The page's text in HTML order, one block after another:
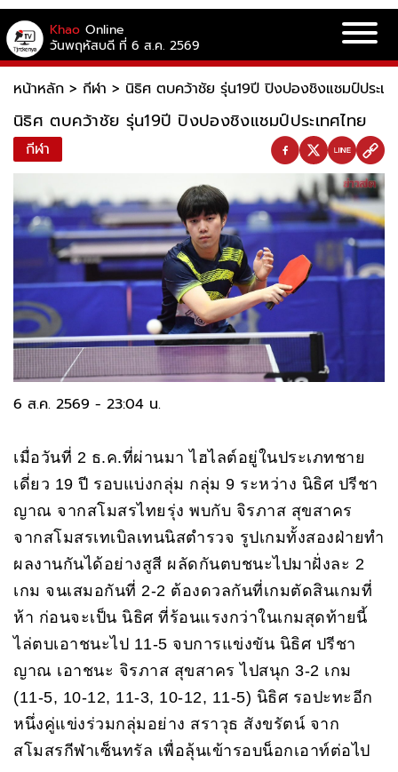
Khao Online
วันพฤหัสบดี ที่ 6 ส.ค. 2569
หน้าหลัก > กีฬา > นิธิศ ตบคว้าชัย รุ่น19ปี ปิงปองชิงแชมป์ประเท
นิธิศ ตบคว้าชัย รุ่น19ปี ปิงปองชิงแชมป์ประเทศไทย
กีฬา
6 ส.ค. 2569 - 23:04 น.
เมื่อวันที่ 2 ธ.ค.ที่ผ่านมา ไฮไลต์อยู่ในประเภทชาย
เดี่ยว 19 ปี รอบแบ่งกลุ่ม กลุ่ม 9 ระหว่าง นิธิศ ปรีชา
ญาณ จากสโมสรไทยรุ่ง พบกับ จิรภาส สุขสาคร
จากสโมสรเทเบิลเทนนิสตำรวจ รูปเกมทั้งสองฝ่ายทำ
ผลงานกันได้อย่างสูสี ผลัดกันตบชนะไปมาฝั่งละ 2
เกม จนเสมอกันที่ 2-2 ต้องดวลกันที่เกมตัดสินเกมที่
ห้า ก่อนจะเป็น นิธิศ ที่ร้อนแรงกว่าในเกมสุดท้ายนี้
ไล่ตบเอาชนะไป 11-5 จบการแข่งขัน นิธิศ ปรีชา
ญาณ เอาชนะ จิรภาส สุขสาคร ไปสนุก 3-2 เกม
(11-5, 10-12, 11-3, 10-12, 11-5) นิธิศ รอปะทะอีก
หนึ่งคู่แข่งร่วมกลุ่มอย่าง สราวุธ สังขรัตน์ จาก
สโมสรกีฬาเซ็นทรัล เพื่อลุ้นเข้ารอบน็อกเอาท์ต่อไป